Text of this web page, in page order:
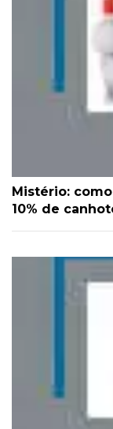
Mistério:
10% de